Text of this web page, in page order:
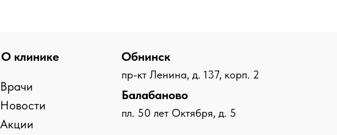
О клинике Обнинск
пр-кт Ленина, д. 137, корп. 2
Балабаново
пл. 50 лет Октября, д. 5
Врачи
Новости
Акции